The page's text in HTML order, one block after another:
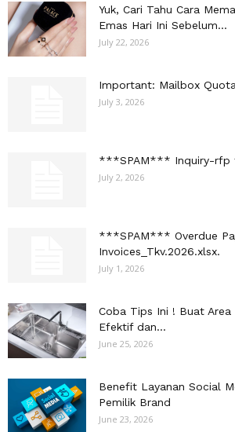
Yuk, Cari Tahu Cara
Emas Hari Ini Sebelum...
July 22, 2026
Important: Mailbox
July 3, 2026
***SPAM*** Inquiry-rfp
July 2, 2026
***SPAM*** Overdue
Invoices_Tkv.2026.xlsx.
July 1, 2026
Coba Tips Ini ! Buat Area
Efektif dan...
June 25, 2026
Benefit Layanan Social
Pemilik Brand
June 23, 2026